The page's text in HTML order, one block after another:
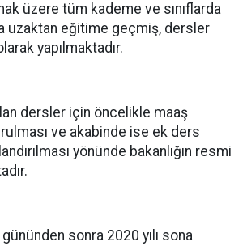
üzere tüm kademe ve sınıflarda
uzaktan eğitime geçmiş, dersler
yapılmaktadır.
dersler için öncelikle maaş
ve akabinde ise ek ders
yönünde bakanlığın resmi
gününden sonra 2020 yılı sona